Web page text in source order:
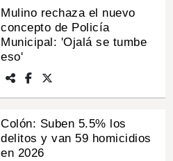
Mulino rechaza el nuevo
concepto de Policía
Municipal: 'Ojalá se tumbe
eso'
Colón: Suben 5.5% los
delitos y van 59 homicidios
en 2026